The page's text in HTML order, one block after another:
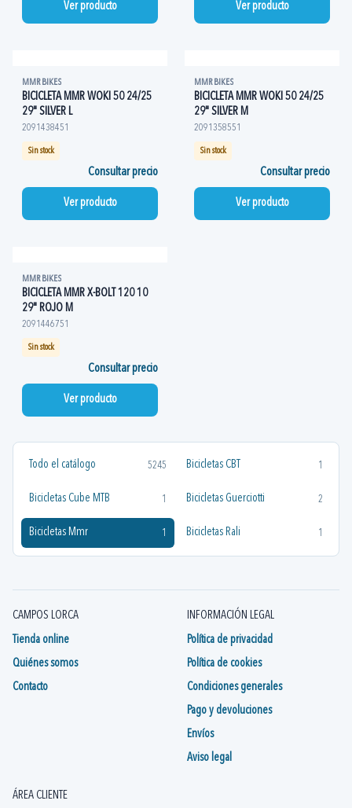
Todo el catálogo 5245 Bicicletas CBT 1
Bicicletas Cube MTB 1 Bicicletas Guerciotti 2
Bicicletas Mmr 1 Bicicletas Rali 1
Ver producto Ver producto
MMR BIKES
BICICLETA MMR WOKI 50 24/25
29" SILVER L
2091438451
Sin stock
Consultar precio
Ver producto
MMR BIKES
BICICLETA MMR WOKI 50 24/25
29" SILVER M
2091358551
Sin stock
Consultar precio
Ver producto
MMR BIKES
BICICLETA MMR X-BOLT 120 10
29" ROJO M
2091446751
Sin stock
Consultar precio
Ver producto
CAMPOS LORCA
Tienda online
Quiénes somos
Contacto
INFORMACIÓN LEGAL
Política de privacidad
Política de cookies
Condiciones generales
Pago y devoluciones
Envíos
Aviso legal
ÁREA CLIENTE